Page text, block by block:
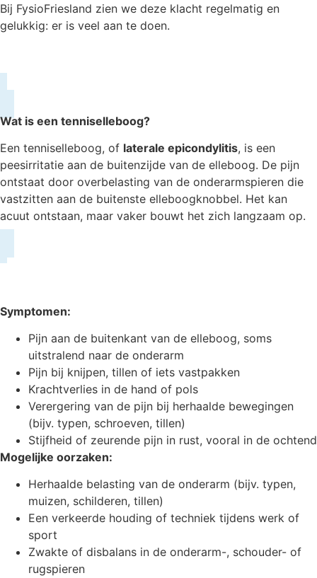
Bij FysioFriesland zien we deze klacht regelmatig en
gelukkig: er is veel aan te doen.
Wat is een tenniselleboog?
Een tenniselleboog, of laterale epicondylitis, is een
peesirritatie aan de buitenzijde van de elleboog. De pijn
ontstaat door overbelasting van de onderarmspieren die
vastzitten aan de buitenste elleboogknobbel. Het kan
acuut ontstaan, maar vaker bouwt het zich langzaam op.
Symptomen:
Pijn aan de buitenkant van de elleboog, soms
uitstralend naar de onderarm
Pijn bij knijpen, tillen of iets vastpakken
Krachtverlies in de hand of pols
Verergering van de pijn bij herhaalde bewegingen
(bijv. typen, schroeven, tillen)
Stijfheid of zeurende pijn in rust, vooral in de ochtend
Mogelijke oorzaken:
Herhaalde belasting van de onderarm (bijv. typen,
muizen, schilderen, tillen)
Een verkeerde houding of techniek tijdens werk of
sport
Zwakte of disbalans in de onderarm-, schouder- of
rugspieren